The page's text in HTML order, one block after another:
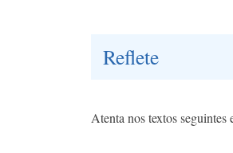
Reflete
Atenta nos textos seguintes